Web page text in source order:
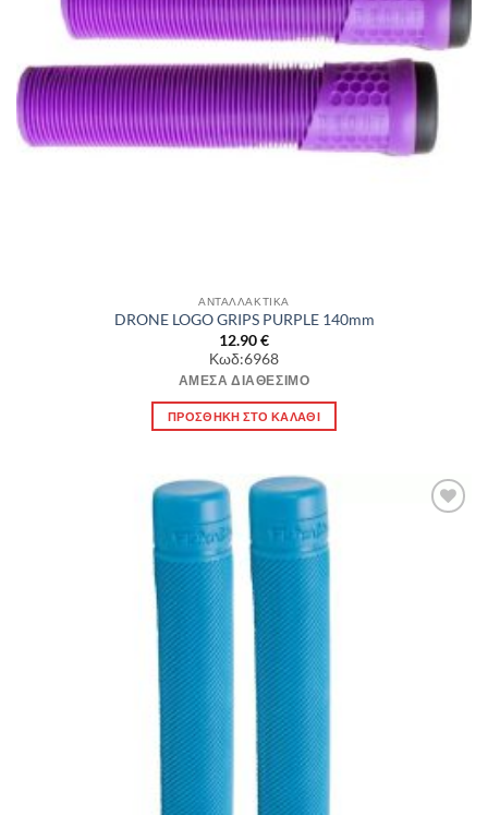
ΑΝΤΑΛΛΑΚΤΙΚΑ
DRONE LOGO GRIPS PURPLE 140mm
12.90€
Κωδ:6968
ΆΜΕΣΑ ΔΙΑΘΈΣΙΜΟ
ΠΡΟΣΘΉΚΗ ΣΤΟ ΚΑΛΆΘΙ